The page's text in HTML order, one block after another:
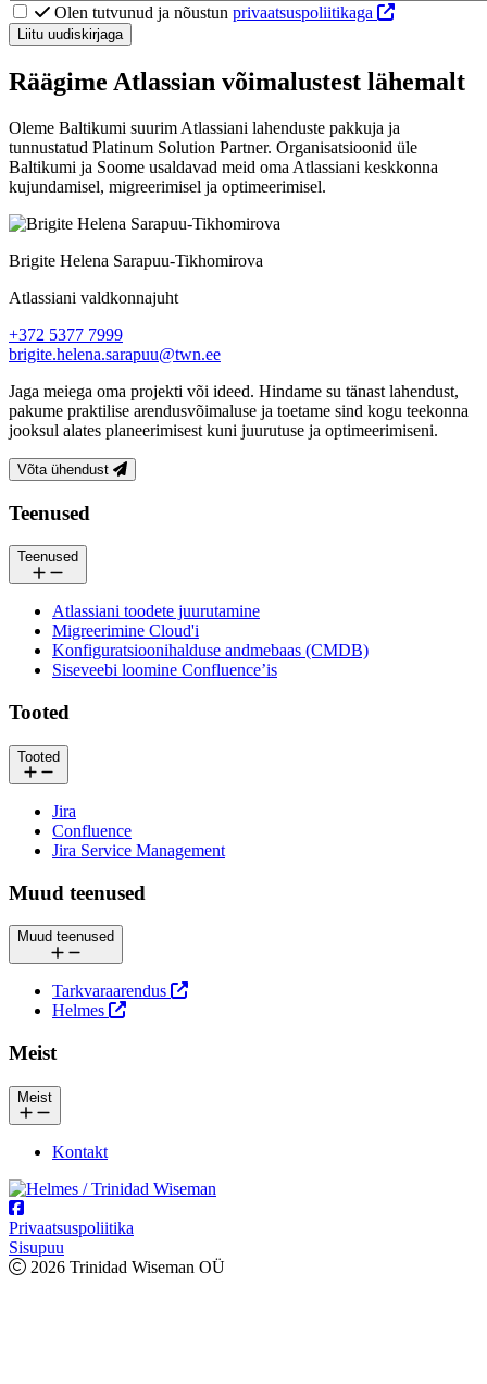
Olen
tutvunud
ning
nõustun
privaatsustingimustega
Olen tutvunud ja nõustun privaatsuspoliitikaga
Räägime Atlassian võimalustest lähemalt
Oleme Baltikumi suurim Atlassiani lahenduste pakkuja ja
tunnustatud Platinum Solution Partner. Organisatsioonid üle
Baltikumi ja Soome usaldavad meid oma Atlassiani keskkonna
kujundamisel, migreerimisel ja optimeerimisel.
Brigite Helena Sarapuu-Tikhomirova
Atlassiani valdkonnajuht
+372 5377 7999
brigite.helena.sarapuu@twn.ee
Jaga meiega oma projekti või ideed. Hindame su tänast lahendust,
pakume praktilise arendusvõimaluse ja toetame sind kogu teekonna
jooksul alates planeerimisest kuni juurutuse ja optimeerimiseni.
Võta ühendust
Jalus
Teenused
Teenused
Atlassiani toodete juurutamine
Migreerimine Cloud'i
Konfiguratsioonihalduse andmebaas (CMDB)
Siseveebi loomine Confluence’is
Tooted
Tooted
Jira
Confluence
Jira Service Management
Muud teenused
Muud teenused
Tarkvaraarendus
Helmes
Meist
Meist
Kontakt
Privaatsuspoliitika
Sisupuu
2026 Trinidad Wiseman OÜ